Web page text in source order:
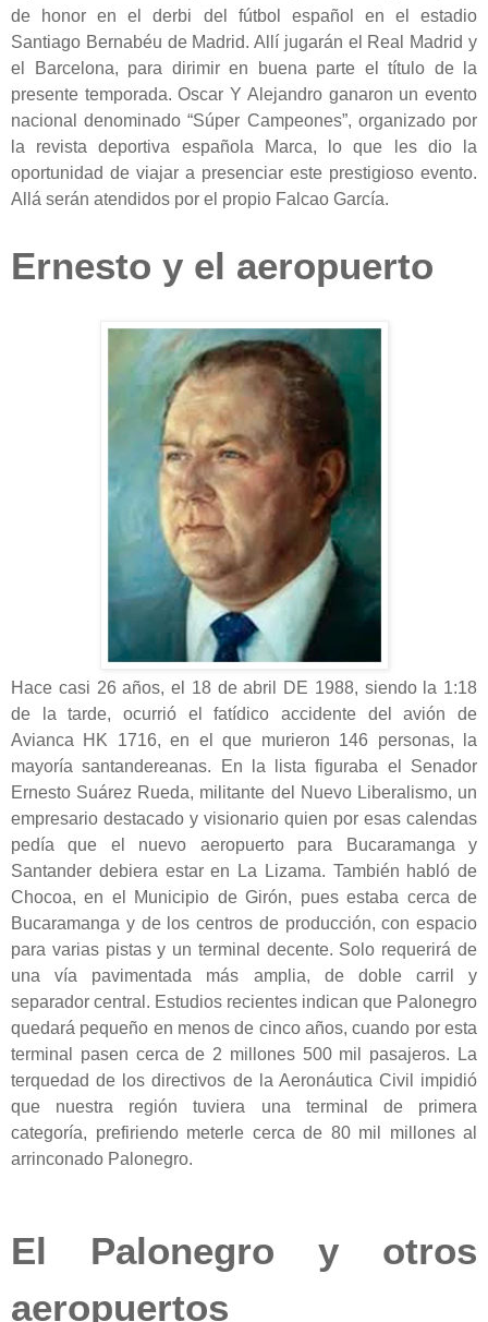
de honor en el derbi del fútbol español en el estadio
Santiago Bernabéu de Madrid. Allí jugarán el Real Madrid y
el Barcelona, para dirimir en buena parte el título de la
presente temporada. Oscar Y Alejandro ganaron un evento
nacional denominado “Súper Campeones”, organizado por
la revista deportiva española Marca, lo que les dio la
oportunidad de viajar a presenciar este prestigioso evento.
Allá serán atendidos por el propio Falcao García.
Ernesto y el aeropuerto
Hace casi 26 años, el 18 de abril DE 1988, siendo la 1:18
de la tarde, ocurrió el fatídico accidente del avión de
Avianca HK 1716, en el que murieron 146 personas, la
mayoría santandereanas. En la lista figuraba el Senador
Ernesto Suárez Rueda, militante del Nuevo Liberalismo, un
empresario destacado y visionario quien por esas calendas
pedía que el nuevo aeropuerto para Bucaramanga y
Santander debiera estar en La Lizama. También habló de
Chocoa, en el Municipio de Girón, pues estaba cerca de
Bucaramanga y de los centros de producción, con espacio
para varias pistas y un terminal decente. Solo requerirá de
una vía pavimentada más amplia, de doble carril y
separador central. Estudios recientes indican que Palonegro
quedará pequeño en menos de cinco años, cuando por esta
terminal pasen cerca de 2 millones 500 mil pasajeros. La
terquedad de los directivos de la Aeronáutica Civil impidió
que nuestra región tuviera una terminal de primera
categoría, prefiriendo meterle cerca de 80 mil millones al
arrinconado Palonegro.
El Palonegro y otros
aeropuertos